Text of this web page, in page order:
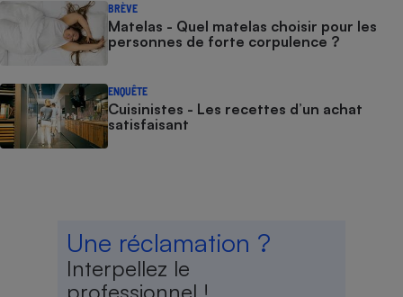
BRÈVE
Matelas - Quel matelas choisir pour les
personnes de forte corpulence ?
ENQUÊTE
Cuisinistes - Les recettes d’un achat
satisfaisant
Une réclamation ?
Interpellez le